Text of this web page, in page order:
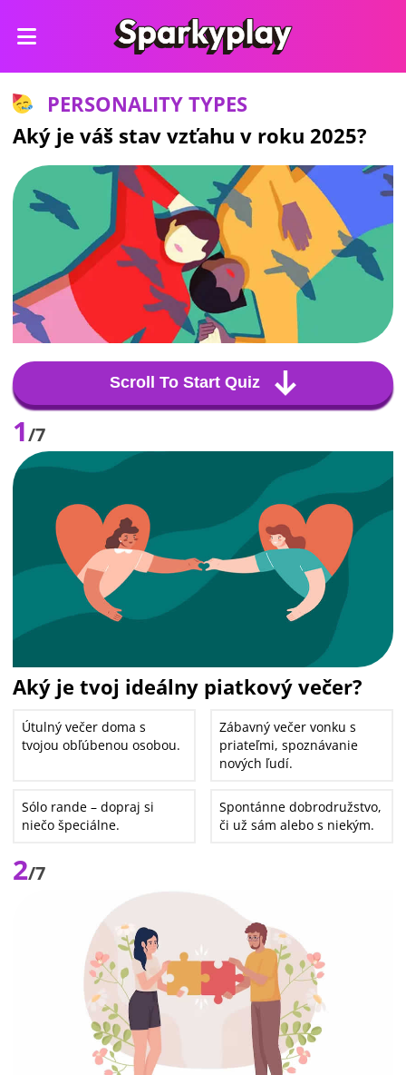
PERSONALITY TYPES
Aký je váš stav vzťahu v roku 2025?
Scroll To Start Quiz
1/7
Aký je tvoj ideálny piatkový večer?
Útulný večer doma s
tvojou obľúbenou osobou.
Zábavný večer vonku s
priateľmi, spoznávanie
nových ľudí.
Sólo rande – dopraj si
niečo špeciálne.
Spontánne dobrodružstvo,
či už sám alebo s niekým.
2/7